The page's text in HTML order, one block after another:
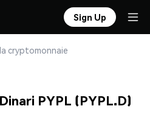
Sign Up
cryptomonnaie
PYPL (PYPL.D)